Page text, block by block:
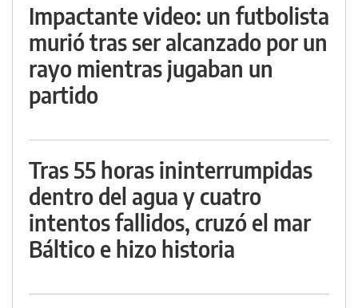
Impactante video: un futbolista
murió tras ser alcanzado por un
rayo mientras jugaban un
partido
Tras 55 horas ininterrumpidas
dentro del agua y cuatro
intentos fallidos, cruzó el mar
Báltico e hizo historia